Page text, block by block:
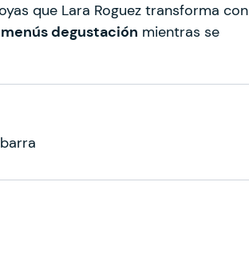
que Lara Roguez transforma con
degustación mientras se